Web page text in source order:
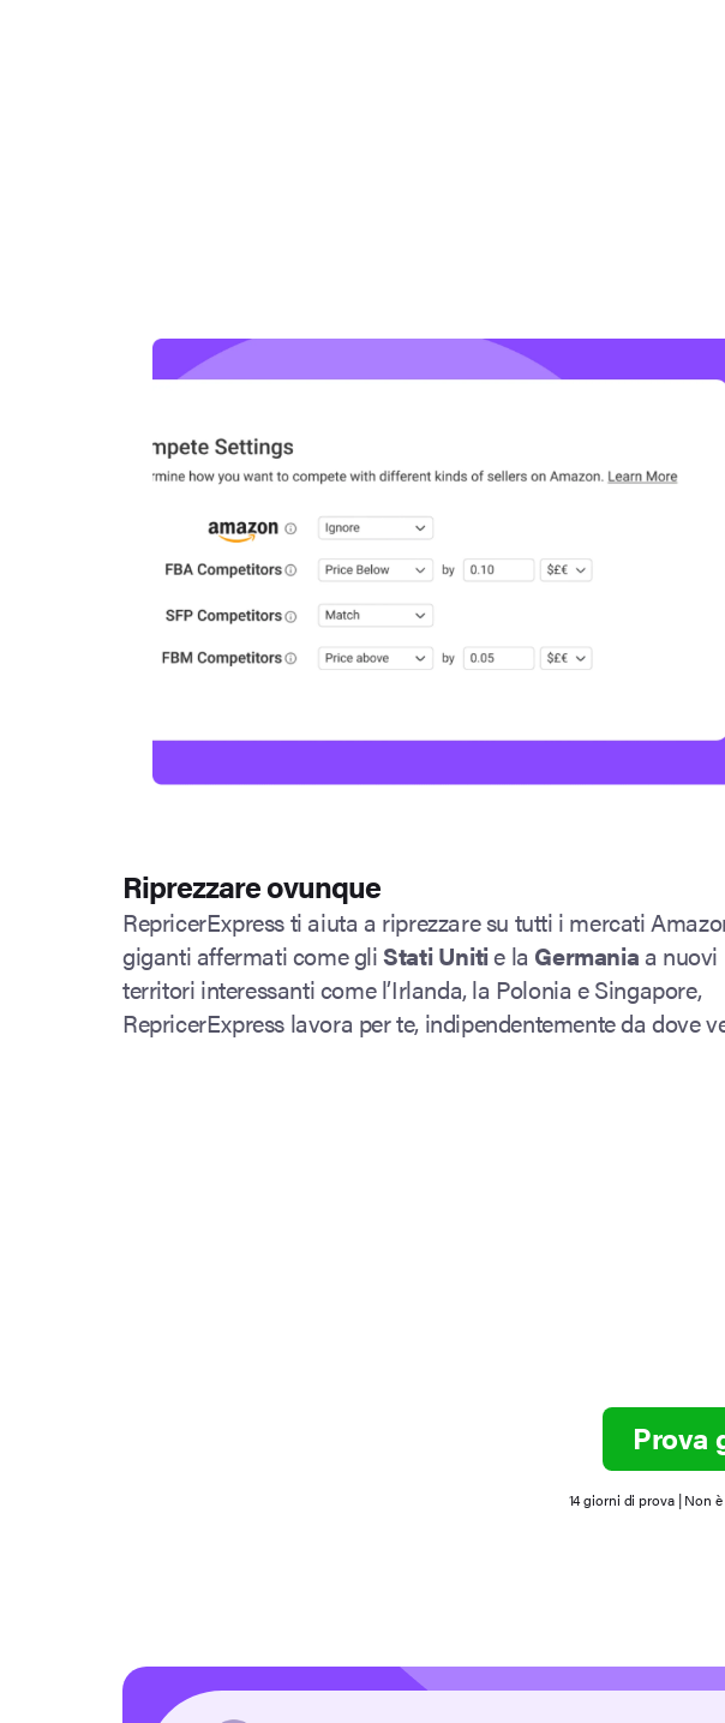
Riprezzare ovunque
RepricerExpress ti aiuta a riprezzare su tutti i mercati
giganti affermati come gliStati Unitie la Germania a nuovi
territori interessanti come l’Irlanda, la Polonia e Singapore,
RepricerExpress lavora per te, indipendentemente da dove
Prova
14 giorni di prova | Non